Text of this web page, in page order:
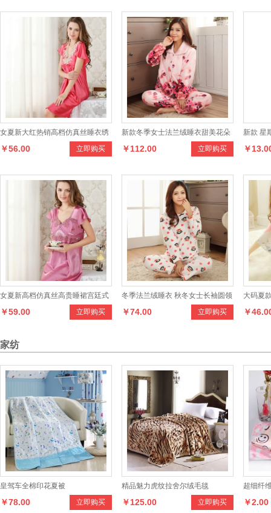
女夏新大红热销高档仿真丝睡衣绣
花性感睡裙 立即购买
￥56.00
新款冬季女士法兰绒睡衣甜美花朵
长袖保暧少妇月子套装家居服
立即购买
￥112.00
新款 星
蕾丝透
￥
女夏新高档仿真丝高贵睡裙宫廷式
真丝睡衣 立即购买
￥59.00
冬季法兰绒睡衣 秋冬女士长袖圆领
卡通家居服少女 立即购买
￥74.00
大码夏
睡衣
￥
家纺
皇驾车全棉印花夏被
立即购买
￥78.00
精品魅力虎纹拉舍尔绒毛毯
立即购买
￥125.00
超细纤
幼儿园
￥2.00